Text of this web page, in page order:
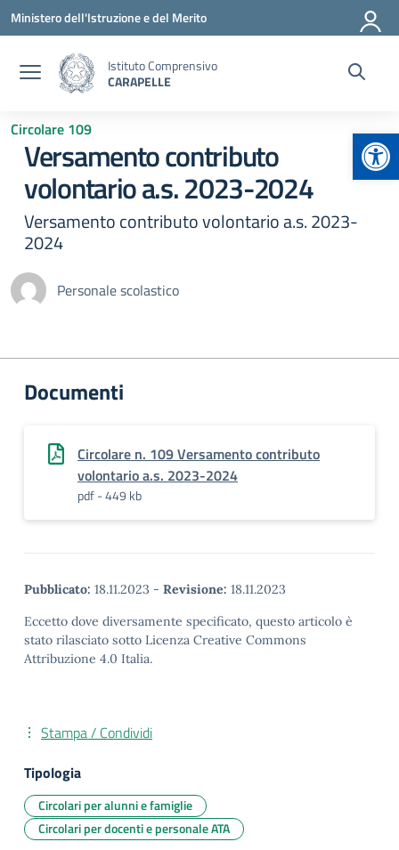
Vai ai contenuti
Vai al menu di navigazione
Vai al footer
Ministero dell'Istruzione e del Merito
Istituto Comprensivo
CARAPELLE
Circolare 109
Versamento contributo
volontario a.s. 2023-2024
Versamento contributo volontario a.s. 2023-
2024
Personale scolastico
Documenti
Circolare n. 109 Versamento contributo
volontario a.s. 2023-2024
pdf - 449 kb
Pubblicato: 18.11.2023 - Revisione: 18.11.2023
Eccetto dove diversamente specificato, questo articolo è
stato rilasciato sotto Licenza Creative Commons
Attribuzione 4.0 Italia.
Stampa / Condividi
Tipologia
Circolari per alunni e famiglie
Circolari per docenti e personale ATA